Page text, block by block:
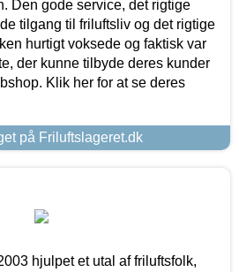
Den gode service, det rigtige
tilgang til friluftsliv og det rigtige
hurtigt voksede og faktisk var
der kunne tilbyde deres kunder
Klik her for at se deres
på Friluftslageret.dk
hjulpet et utal af friluftsfolk,